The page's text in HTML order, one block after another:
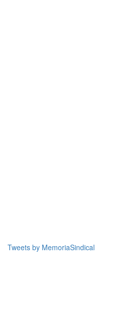
Tweets by MemoriaSindical